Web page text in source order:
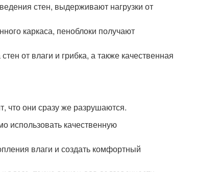
стен, выдерживают нагрузки от
каркаса, пеноблоки получают
от влаги и грибка, а также качественная
что они сразу же разрушаются.
использовать качественную
влаги и создать комфортный